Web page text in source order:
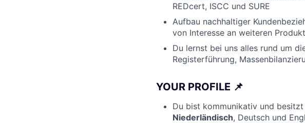
REDcert, ISCC und SURE
Aufbau nachhaltiger
von Interesse an weiteren
Du lernst bei uns alles rund um
Registerführung,
YOUR PROFILE 📌
Du bist kommunikativ und besitzt
Niederländisch, Deutsch und